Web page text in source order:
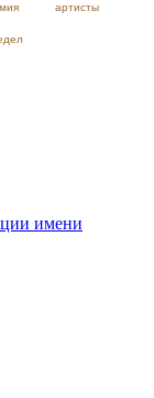
артисты
имени